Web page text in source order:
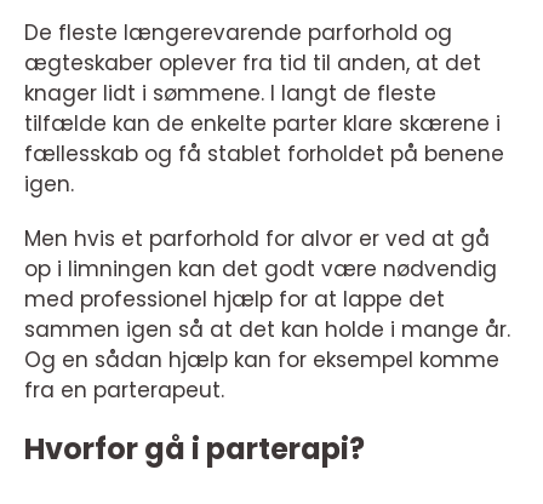
De fleste længerevarende parforhold og
ægteskaber oplever fra tid til anden, at det
knager lidt i sømmene. I langt de fleste
tilfælde kan de enkelte parter klare skærene i
fællesskab og få stablet forholdet på benene
igen.
Men hvis et parforhold for alvor er ved at gå
op i limningen kan det godt være nødvendig
med professionel hjælp for at lappe det
sammen igen så at det kan holde i mange år.
Og en sådan hjælp kan for eksempel komme
fra en parterapeut.
Hvorfor gå i parterapi?